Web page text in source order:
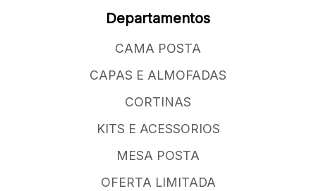
Departamentos
CAMA POSTA
CAPAS E ALMOFADAS
CORTINAS
KITS E ACESSORIOS
MESA POSTA
OFERTA LIMITADA